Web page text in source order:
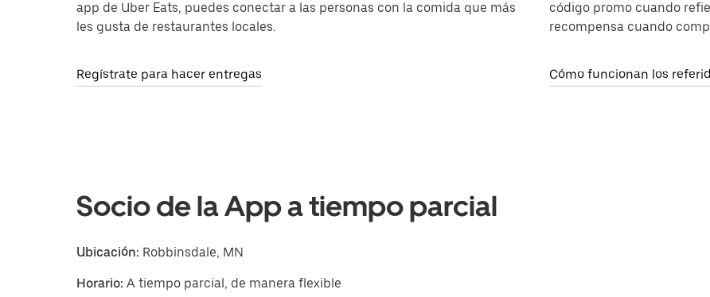
app de Uber Eats, puedes conectar a las personas con la comida que más
les gusta de restaurantes locales.
Regístrate para hacer entregas
código promo cuando
recompensa cuando
Cómo funcionan los
Socio de la App a tiempo parcial
Ubicación: Robbinsdale, MN
Horario: A tiempo parcial, de manera flexible